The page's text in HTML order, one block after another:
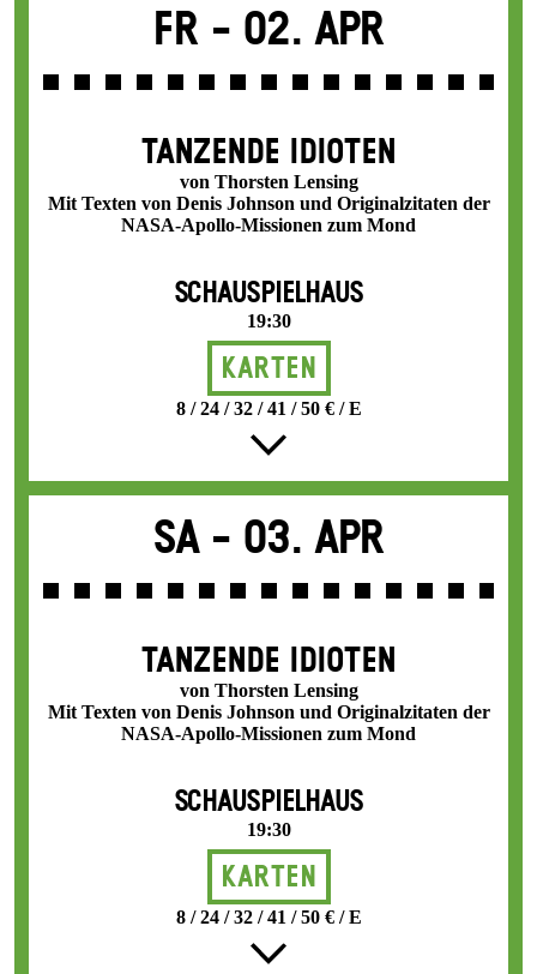
Fr - 02. Apr
TANZENDE IDIOTEN
von Thorsten Lensing
Mit Texten von Denis Johnson und Originalzitaten der
NASA-Apollo-Missionen zum Mond
SCHAUSPIELHAUS
19:30
Karten
8 / 24 / 32 / 41 / 50 € / E
Sa - 03. Apr
TANZENDE IDIOTEN
von Thorsten Lensing
Mit Texten von Denis Johnson und Originalzitaten der
NASA-Apollo-Missionen zum Mond
SCHAUSPIELHAUS
19:30
Karten
8 / 24 / 32 / 41 / 50 € / E